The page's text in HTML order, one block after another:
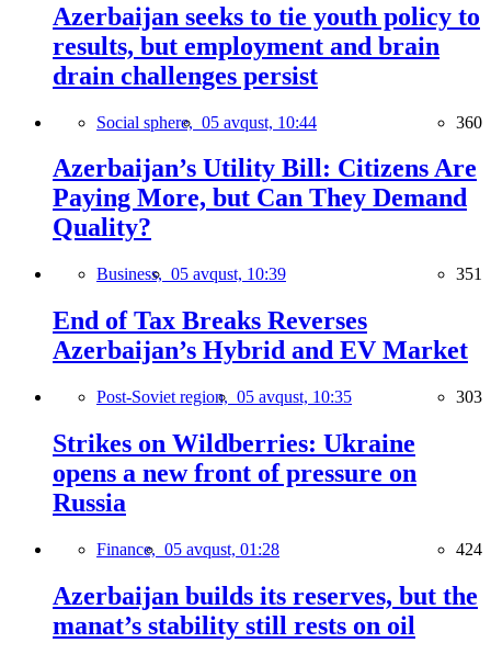
Azerbaijan seeks to tie youth policy to
results, but employment and brain
drain challenges persist
Social sphere, 05 avqust, 10:44 360
Azerbaijan’s Utility Bill: Citizens Are
Paying More, but Can They Demand
Quality?
Business, 05 avqust, 10:39 351
End of Tax Breaks Reverses
Azerbaijan’s Hybrid and EV Market
Post-Soviet region, 05 avqust, 10:35 303
Strikes on Wildberries: Ukraine
opens a new front of pressure on
Russia
Finance, 05 avqust, 01:28 424
Azerbaijan builds its reserves, but the
manat’s stability still rests on oil